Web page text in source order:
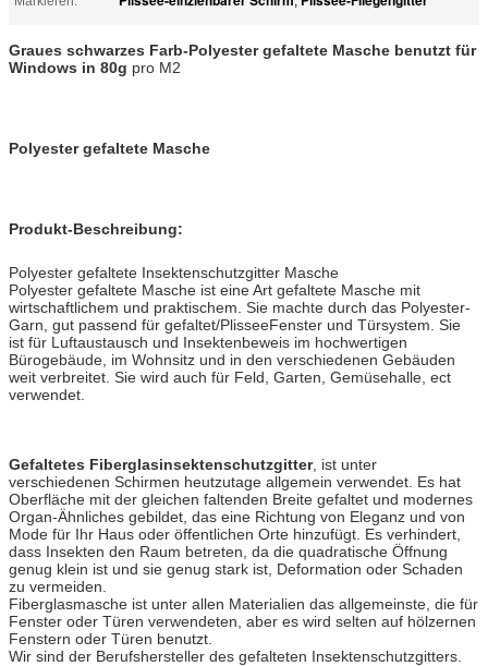
Graues schwarzes Farb-Polyester gefaltete Masche benutzt für
Windows in 80g pro M2
Polyester gefaltete Masche
Produkt-Beschreibung:
Polyester gefaltete Insektenschutzgitter Masche
Polyester gefaltete Masche ist eine Art gefaltete Masche mit
wirtschaftlichem und praktischem. Sie machte durch das Polyester-
Garn, gut passend für gefaltet/PlisseeFenster und Türsystem. Sie
ist für Luftaustausch und Insektenbeweis im hochwertigen
Bürogebäude, im Wohnsitz und in den verschiedenen Gebäuden
weit verbreitet. Sie wird auch für Feld, Garten, Gemüsehalle, ect
verwendet.
Gefaltetes Fiberglasinsektenschutzgitter, ist unter
verschiedenen Schirmen heutzutage allgemein verwendet. Es hat
Oberfläche mit der gleichen faltenden Breite gefaltet und modernes
Organ-Ähnliches gebildet, das eine Richtung von Eleganz und von
Mode für Ihr Haus oder öffentlichen Orte hinzufügt. Es verhindert,
dass Insekten den Raum betreten, da die quadratische Öffnung
genug klein ist und sie genug stark ist, Deformation oder Schaden
zu vermeiden.
Fiberglasmasche ist unter allen Materialien das allgemeinste, die für
Fenster oder Türen verwendeten, aber es wird selten auf hölzernen
Fenstern oder Türen benutzt.
Wir sind der Berufshersteller des gefalteten Insektenschutzgitters.